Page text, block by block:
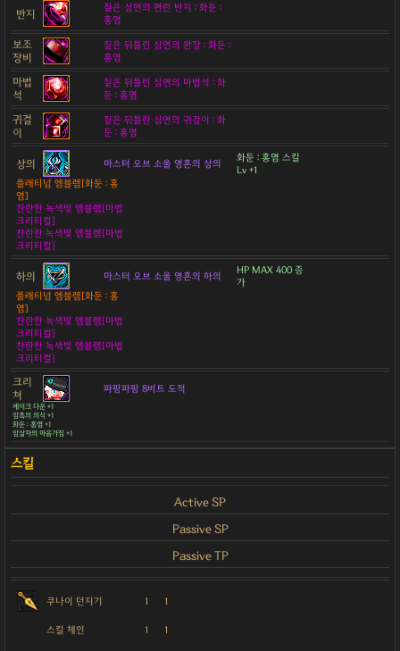
반지
짙은 심연의 편린 반지 : 화둔 :
홍염
보조
장비
짙은 뒤틀린 심연의 완장 : 화둔 :
홍염
마법
석
짙은 뒤틀린 심연의 마법석 : 화
둔 : 홍염
귀걸
이
짙은 뒤틀린 심연의 귀걸이 : 화
둔 : 홍염
상의 마스터 오브 소울 영혼의 상의
화둔 : 홍염 스킬
Lv +1
플래티넘 엠블렘[화둔 : 홍
염]
찬란한 녹색빛 엠블렘[마법
크리티컬]
찬란한 녹색빛 엠블렘[마법
크리티컬]
하의 마스터 오브 소울 영혼의 하의
HP MAX 400 증
가
플래티넘 엠블렘[화둔 : 홍
염]
찬란한 녹색빛 엠블렘[마법
크리티컬]
찬란한 녹색빛 엠블렘[마법
크리티컬]
크리
쳐
파핑파핑 8비트 도적
셰이크 다운 +1
암흑의 의식 +1
화둔 : 홍염 +1
암살자의 마음가짐 +1
Active SP
Passive SP
Passive TP
쿠나이 던지기 1 1
스킬 체인 1 1